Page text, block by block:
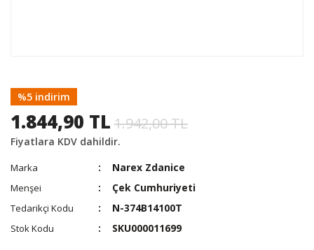
%5 indirim
1.844,90 TL 1.942,00 TL
Fiyatlara KDV dahildir.
Marka Narex Zdanice
Menşei Çek Cumhuriyeti
Tedarikçi Kodu N-374B14100T
Stok Kodu SKU000011699